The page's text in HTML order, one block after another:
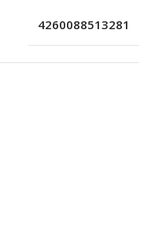
4260088513281